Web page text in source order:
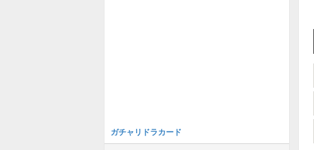
ガチャリドラカード